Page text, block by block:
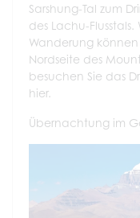
Sarshung-Tal zum
des Lachu-
Wanderung
Nordseite des
besuchen Sie das
hier.
Übernachtung im